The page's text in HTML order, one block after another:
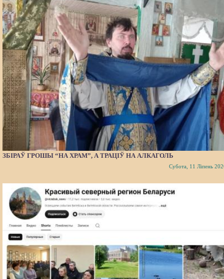
ЗБІРАЎ ГРОШЫ “НА ХРАМ”, А ТРАЦІЎ НА АЛКАГОЛЬ
Субота, 11 Ліпень